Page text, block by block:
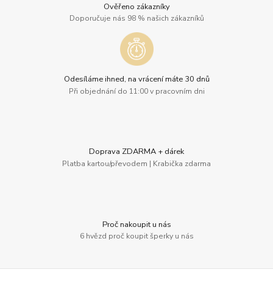
Ověřeno zákazníky
Doporučuje nás 98 % našich zákazníků
Odesíláme ihned, na vrácení máte 30 dnů
Při objednání do 11:00 v pracovním dni
Doprava ZDARMA + dárek
Platba kartou/převodem | Krabička zdarma
Proč nakoupit u nás
6 hvězd proč koupit šperky u nás